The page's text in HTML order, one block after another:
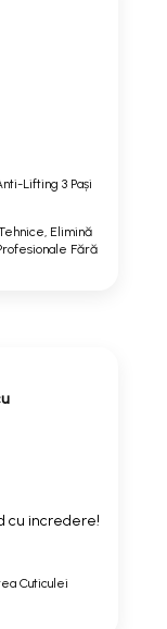
Lifting 3 Pași
Elimină
Fără
cu incredere!
Cuticulei